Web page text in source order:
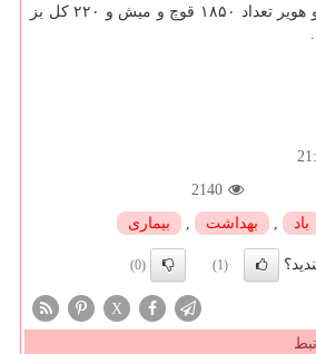
طبیعی ملی دریاچه تار و هویر تعداد ۱۸۵۰ قوچ و میش و ۲۲۰ کل بز
2140
باد , بهداشت , بیماری
(1)
(0)
X